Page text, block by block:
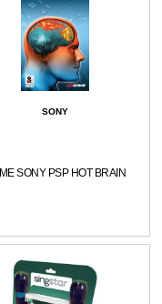
SONY
SONY PSP HOT BRAIN